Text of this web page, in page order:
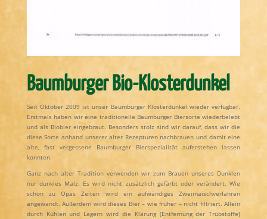
Baumburger Bio-Klosterdunkel
Seit Oktober 2009 ist unser Baumburger Klosterdunkel wieder verfügbar.
Erstmals haben wir eine traditionelle Baumburger Biersorte wiederbelebt
und als Biobier eingebraut. Besonders stolz sind wir darauf, dass wir die
diese Sorte anhand unserer alter Rezepturen nachbrauen und damit eine
alte, fast vergessene Baumburger Bierspezialität auferstehen lassen
konnten.
Ganz nach alter Tradition verwenden wir zum Brauen unseres Dunklen
nur dunkles Malz. Es wird nicht zusätzlich gefärbt oder verändert. Wie
schon zu Opas Zeiten wird ein aufwändiges Zweimaischverfahren
angewandt. Außerdem wird dieses Bier – wie früher – nicht filtriert. Allein
durch Kühlen und Lagern wird die Klärung (Entfernung der Trübstoffe)